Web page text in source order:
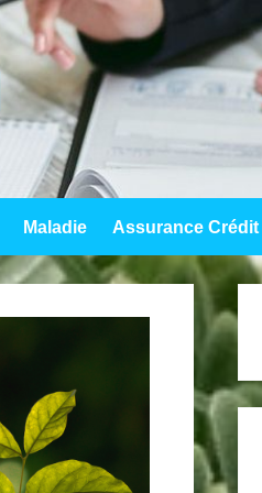
Maladie Assurance Crédit